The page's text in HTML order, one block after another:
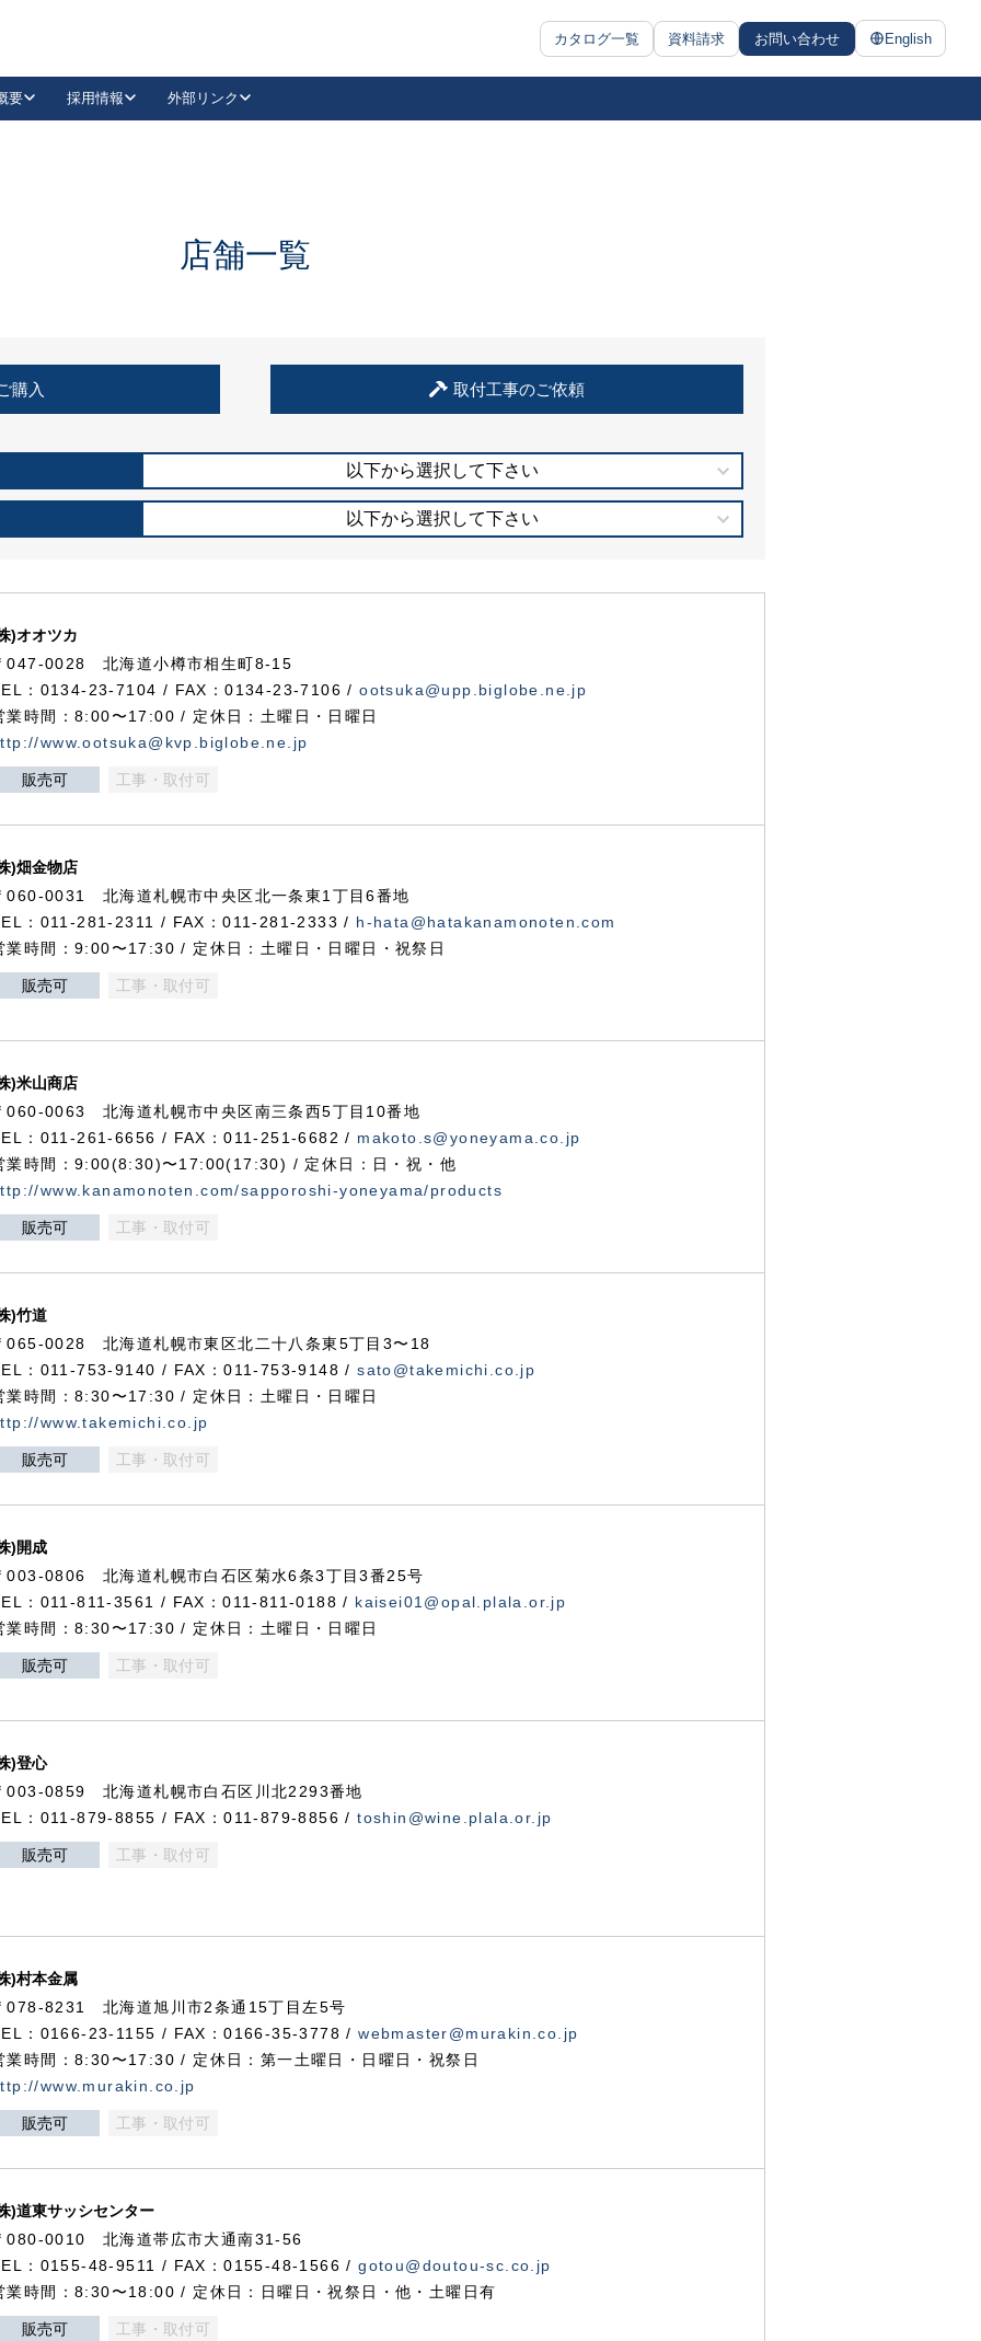
カタログ一覧 資料請求 お問い合わせ English
抗ウイルス・抗菌製品
要 採用情報 外部リンク
LinkedIn
住宅使用部材標準化推進協議会
店舗一覧
購入 取付工事のご依頼
以下から選択して下さい
以下から選択して下さい
)オオツカ
047-0028 北海道小樽市相生町8-15
：0134-23-7104 / FAX：0134-23-7106 /ootsuka@upp.biglobe.ne.jp
業時間：8:00〜17:00 / 定休日：土曜日・日曜日
www.ootsuka@kvp.biglobe.ne.jp
販売可 工事・取付可
)畑金物店
060-0031 北海道札幌市中央区北一条東1丁目6番地
：011-281-2311 / FAX：011-281-2333 / h-hata@hatakanamonoten.com
業時間：9:00〜17:30 / 定休日：土曜日・日曜日・祝祭日
販売可 工事・取付可
)米山商店
060-0063 北海道札幌市中央区南三条西5丁目10番地
：011-261-6656 / FAX：011-251-6682 / makoto.s@yoneyama.co.jp
業時間：9:00(8:30)〜17:00(17:30) / 定休日：日・祝・他
www.kanamonoten.com/sapporoshi-yoneyama/products
販売可 工事・取付可
)竹道
065-0028 北海道札幌市東区北二十八条東5丁目3〜18
：011-753-9140 / FAX：011-753-9148 /sato@takemichi.co.jp
業時間：8:30〜17:30 / 定休日：土曜日・日曜日
www.takemichi.co.jp
販売可 工事・取付可
)開成
003-0806 北海道札幌市白石区菊水6条3丁目3番25号
：011-811-3561 / FAX：011-811-0188 / kaisei01@opal.plala.or.jp
業時間：8:30〜17:30 / 定休日：土曜日・日曜日
販売可 工事・取付可
)登心
003-0859 北海道札幌市白石区川北2293番地
：011-879-8855 / FAX：011-879-8856 /toshin@wine.plala.or.jp
販売可 工事・取付可
)村本金属
078-8231 北海道旭川市2条通15丁目左5号
：0166-23-1155 / FAX：0166-35-3778 /webmaster@murakin.co.jp
業時間：8:30〜17:30 / 定休日：第一土曜日・日曜日・祝祭日
www.murakin.co.jp
販売可 工事・取付可
)道東サッシセンター
080-0010 北海道帯広市大通南31-56
：0155-48-9511 / FAX：0155-48-1566 /gotou@doutou-sc.co.jp
業時間：8:30〜18:00 / 定休日：日曜日・祝祭日・他・土曜日有
販売可 工事・取付可